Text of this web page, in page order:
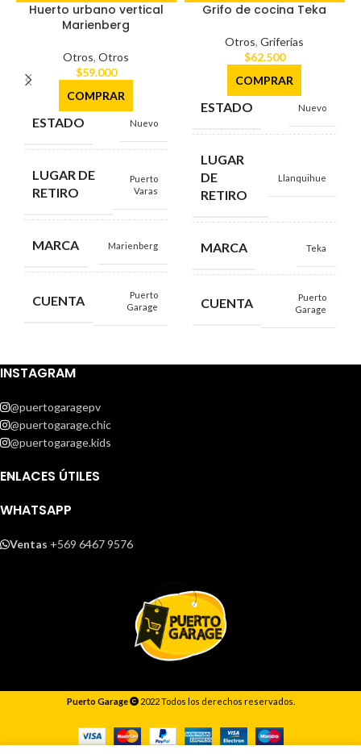
Huerto urbano vertical
Marienberg
Otros,Otros
$59.000
COMPRAR
ESTADO Nuevo
LUGAR DE
RETIRO
Puerto
Varas
MARCA Marienberg
CUENTA
Puerto
Garage
Grifo de cocina Teka
Otros,Griferías
$62.500
COMPRAR
ESTADO Nuevo
LUGAR
DE
RETIRO
Llanquihue
MARCA Teka
CUENTA
Puerto
Garage
INSTAGRAM
@puertogaragepv
@puertogarage.chic
@puertogarage.kids
ENLACES ÚTILES
WHATSAPP
Ventas +569 6467 9576
Puerto Garage 2022 Todos los derechos reservados.